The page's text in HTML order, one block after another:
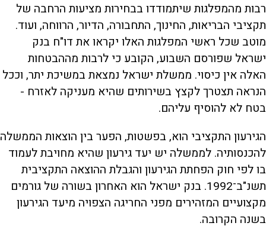
רבות מהמפלגות שיתמודדו בבחירות מציעות הרחבה של
תקציבי הבריאות, החינוך, התחבורה, הדיור, הרווחה, ועוד.
מוטב שכל ראשי המפלגות האלו יקראו את דו"ח בנק
ישראל שפורסם השבוע, הקובע כי לרבות מההבטחות
האלה אין כיסוי. ממשלת ישראל נמצאת במשיכת יתר, וככל
הנראה תצטרך לקצץ בשירותים שהיא מעניקה לאזרח -
בטח לא להוסיף עליהם.
הגירעון התקציבי הוא, בפשטות, הפער בין הוצאות הממשלה
להכנסותיה. לממשלה יש יעד גירעון שהיא מחויבת לעמוד
בו לפי חוק הפחתת הגירעון והגבלת ההוצאה התקציבית
תשנ"ב־1992. בנק ישראל הוא האחרון בשורה של גורמים
מקצועיים המזהירים מפני החריגה הצפויה מיעד הגירעון
בשנה הקרובה.